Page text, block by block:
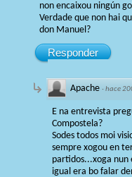
non encaixou ningún
Verdade que non hai
don Manuel?
Responder
Apache ·hace
E na entrevista
Compostela?
Sodes todos moi
sempre xogou en
partidos...xoga nun
igual era bo falar